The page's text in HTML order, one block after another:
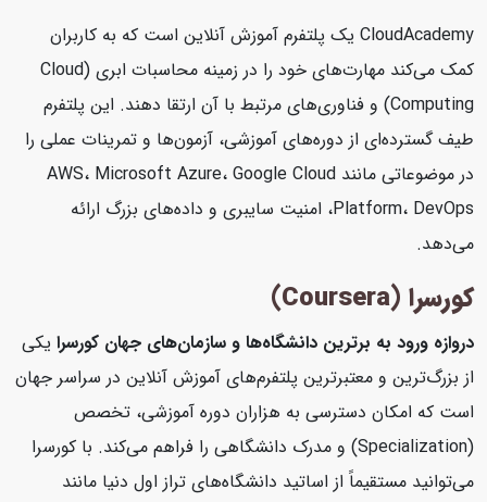
CloudAcademy یک پلتفرم آموزش آنلاین است که به کاربران
کمک می‌کند مهارت‌های خود را در زمینه محاسبات ابری (Cloud
Computing) و فناوری‌های مرتبط با آن ارتقا دهند. این پلتفرم
طیف گسترده‌ای از دوره‌های آموزشی، آزمون‌ها و تمرینات عملی را
در موضوعاتی مانند AWS، Microsoft Azure، Google Cloud
Platform، DevOps، امنیت سایبری و داده‌های بزرگ ارائه
می‌دهد.
کورسرا (Coursera)
دروازه ورود به برترین دانشگاه‌ها و سازمان‌های جهان کورسرایکی
از بزرگ‌ترین و معتبرترین پلتفرم‌های آموزش آنلاین در سراسر جهان
است که امکان دسترسی به هزاران دوره آموزشی، تخصص
(Specialization) و مدرک دانشگاهی را فراهم می‌کند. با کورسرا
می‌توانید مستقیماً از اساتید دانشگاه‌های تراز اول دنیا مانند